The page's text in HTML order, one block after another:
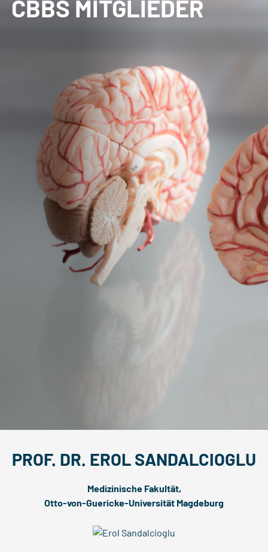
CBBS MITGLIEDER
PROF. DR. EROL SANDALCIOGLU
Medizinische Fakultät,
Otto-von-Guericke-Universität Magdeburg